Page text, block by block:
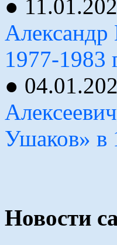
●
1977-1983
●
Ушаков» в
Новости